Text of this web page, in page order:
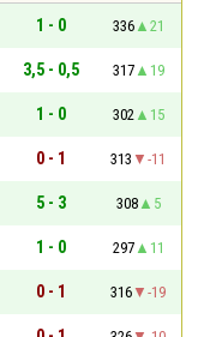
1 - 0 336
21
3,5 - 0,5 317
19
1 - 0 302
15
0 - 1 313
-11
5 - 3 308
5
1 - 0 297
11
0 - 1 316
-19